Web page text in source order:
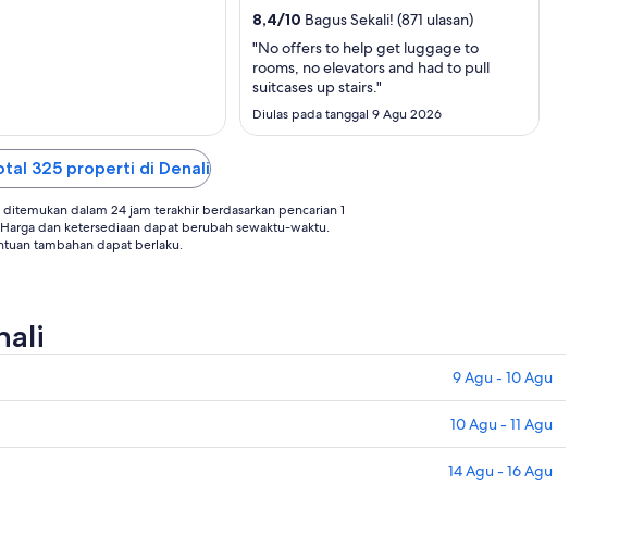
9
Sep
8,4/10 Bagus Sekali! (871 ulasan)
"No offers to help get luggage to
rooms, no elevators and had to pull
suitcases up stairs."
Diulas pada tanggal 9 Agu 2026
325 properti di Denali
dalam 24 jam terakhir berdasarkan pencarian 1
dan ketersediaan dapat berubah sewaktu-waktu.
tambahan dapat berlaku.
9 Agu - 10 Agu
10 Agu - 11 Agu
14 Agu - 16 Agu